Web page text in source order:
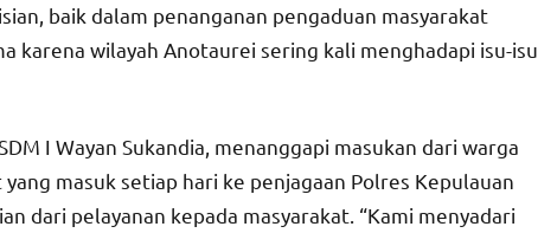
baik dalam penanganan pengaduan masyarakat
karena wilayah Anotaurei sering kali menghadapi isu-isu
I Wayan Sukandia, menanggapi masukan dari warga
masuk setiap hari ke penjagaan Polres Kepulauan
dari pelayanan kepada masyarakat. “Kami menyadari